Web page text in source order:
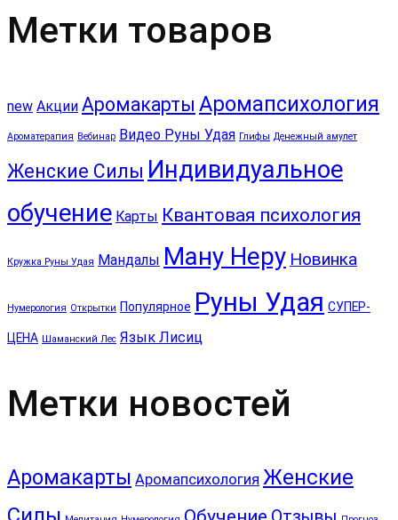
Метки товаров
new Акции Аромакарты Аромапсихология
Ароматерапия Вебинар Видео Руны Удая Глифы Денежный амулет
Женские Силы Индивидуальное
обучение Карты Квантовая психология
Кружка Руны Удая Мандалы Ману Неру Новинка
Нумерология Открытки Популярное Руны Удая СУПЕР-
ЦЕНА Шаманский Лес Язык Лисиц
Метки новостей
Аромакарты Аромапсихология Женские